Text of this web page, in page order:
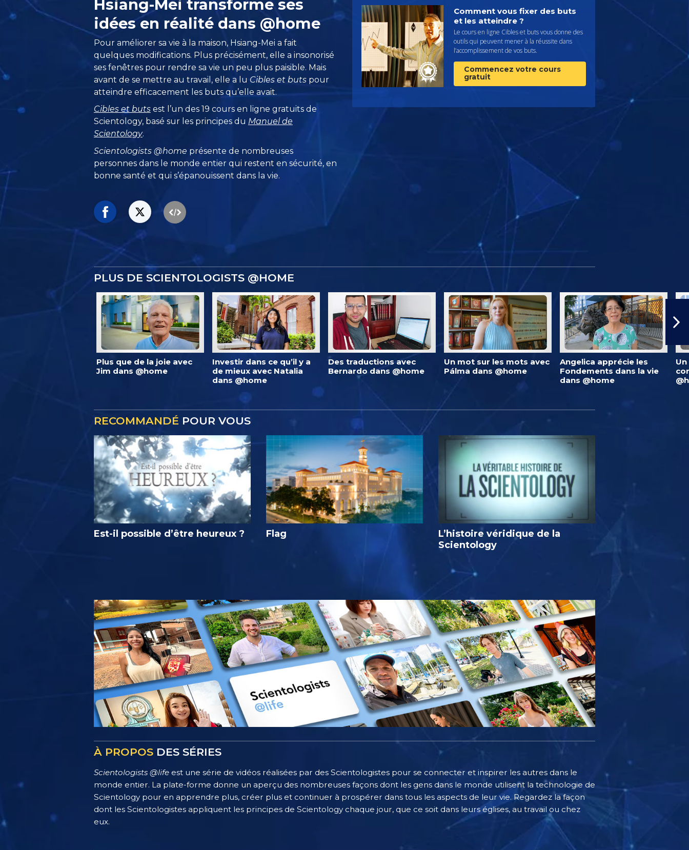
Hsiang-Mei transforme ses
idées en réalité dans @home
Pour améliorer sa vie à la maison, Hsiang-Mei a fait
quelques modifications. Plus précisément, elle a insonorisé
ses fenêtres pour rendre sa vie un peu plus paisible. Mais
avant de se mettre au travail, elle a lu Cibles et buts pour
atteindre efficacement les buts qu’elle avait.
Cibles et buts est l’un des 19 cours en ligne gratuits de
Scientology, basé sur les principes du Manuel de
Scientology.
Scientologists @home présente de nombreuses
personnes dans le monde entier qui restent en sécurité, en
bonne santé et qui s’épanouissent dans la vie.
Comment vous fixer des buts
et les atteindre ?
Le cours en ligne Cibles et buts vous donne des
outils qui peuvent mener à la réussite dans
l’accomplissement de vos buts.
Commencez votre cours
gratuit
PLUS DE SCIENTOLOGISTS @HOME
Plus que de la joie avec
Jim dans @home
Investir dans ce qu’il y a
de mieux avec Natalia
dans @home
Des traductions avec
Bernardo dans @home
Un mot sur les mots avec
Pálma dans @home
Angelica apprécie les
Fondements dans la vie
dans @home
RECOMMANDÉ POUR VOUS
Est-il possible d’être heureux ? Flag
L’histoire véridique de la
Scientology
À PROPOS DES SÉRIES
Scientologists @life est une série de vidéos réalisées par des Scientologistes pour se connecter et inspirer les autres dans le
monde entier. La plate-forme donne un aperçu des nombreuses façons dont les gens dans le monde utilisent la technologie de
Scientology pour en apprendre plus, créer plus et continuer à prospérer dans tous les aspects de leur vie. Regardez la façon
dont les Scientologistes appliquent les principes de Scientology chaque jour, que ce soit dans leurs églises, au travail ou chez
eux.